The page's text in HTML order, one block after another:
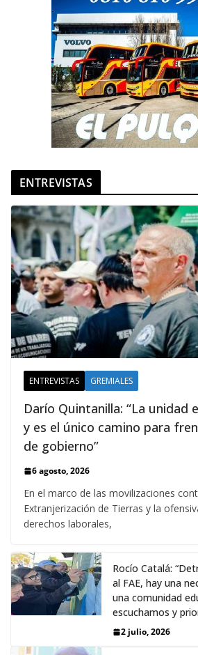
ENTREVISTAS
ENTREVISTAS GREMIALES
Darío Quintanilla: “La unidad
y es el único camino para
de gobierno”
6 agosto, 2026
En el marco de las movilizaciones
Extranjerización de Tierras y la
derechos laborales,
Rocío Catalá:
al FAE, hay una
una comunidad
escuchamos y
2 julio, 2026